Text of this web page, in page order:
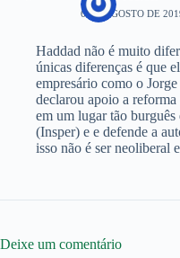
6 DE AGOSTO DE
Haddad não é muito
únicas diferenças é que
empresário como o
declarou apoio a
em um lugar tão
(Insper) e e defende a
isso não é ser neoliberal
Deixe um comentário